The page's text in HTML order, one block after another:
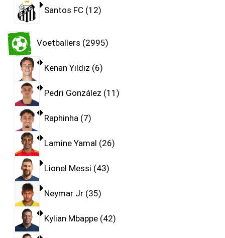
Santos FC 12
Voetballers 2995
Kenan Yıldız 6
Pedri González 11
Raphinha 7
Lamine Yamal 26
Lionel Messi 43
Neymar Jr 35
Kylian Mbappe 42